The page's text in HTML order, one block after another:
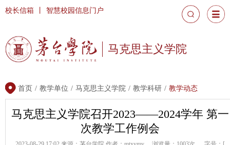
马克思主义学院
校长信箱 智慧校园信息门户
首页 / 教学单位 / 马克思主义学院 / 教学科研 / 教学动态
马克思主义学院召开2023——2024学年 第一
次教学工作例会